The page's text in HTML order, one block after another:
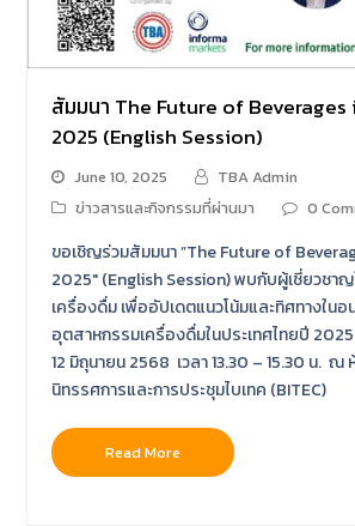
สัมมนา The Future of
2025 (English Session)
June 10, 2025
TBA Admin
ข่าวสารและกิจกรรมที่ผ่านมา
0
ขอเชิญร่วมสัมมนา ”The Future of
2025" (English Session) พบกับผู้เชี่ยวชา
เครื่องดื่ม เพื่ออัปเดตแนวโน้มและทิศทางใน
อุตสาหกรรมเครื่องดื่มในประเทศไทยปี
12 มิถุนายน 2568 เวลา 13.30 – 15.30 น.
นิทรรศการและการประชุมไบเทค (BITEC)
Read More